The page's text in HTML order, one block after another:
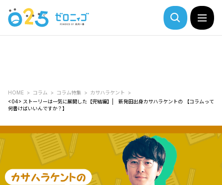
HOME コラム コラム特集
カサハラケント
<04> ストーリーは一気に展開した【完結編】| 新発田出身カサハラケントの 【コラムって
何書けばいいんですか？】